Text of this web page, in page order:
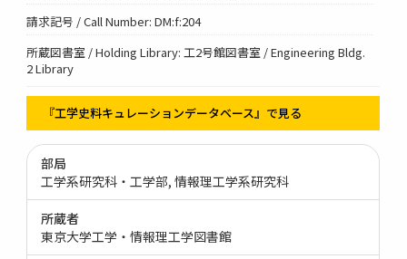
請求記号 / Call Number: DM:f:204
所蔵図書室 / Holding Library: 工2号館図書室 / Engineering Bldg.
2 Library
『工学史料キュレーションデータベース』で見る
部局
工学系研究科・工学部 情報理工学系研究科
所蔵者
東京大学工学・情報理工学図書館